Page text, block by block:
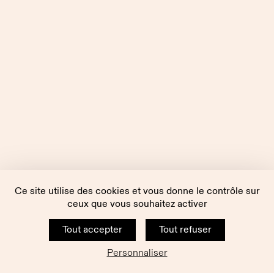
Ce site utilise des cookies et vous donne le contrôle sur
ceux que vous souhaitez activer
Tout accepter
Tout refuser
Personnaliser